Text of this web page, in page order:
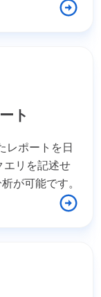
ト
レポートを日
エリを記述せ
が可能です。